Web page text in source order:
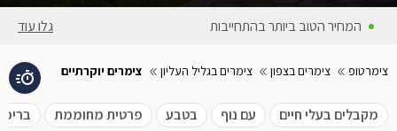
המחירים באתר כוללים מע״מ גלו עוד
צימרטופ צימרים בצפון צימרים בגליל העליון צימרים יוקרתיים
מקבלים בעלי חיים עם נוף בטבע פרטית מחוממת